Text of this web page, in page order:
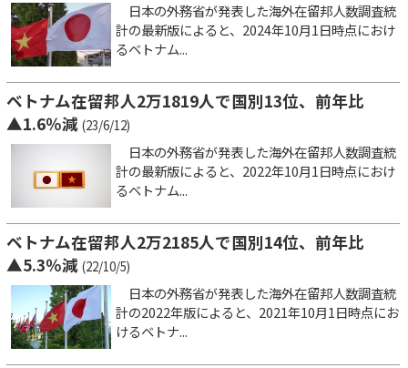
日本の外務省が発表した海外在留邦人数調査統
計の最新版によると、2024年10月1日時点におけ
るベトナム...
ベトナム在留邦人2万1819人で国別13位、前年比
▲1.6％減 (23/6/12)
日本の外務省が発表した海外在留邦人数調査統
計の最新版によると、2022年10月1日時点におけ
るベトナム...
ベトナム在留邦人2万2185人で国別14位、前年比
▲5.3％減 (22/10/5)
日本の外務省が発表した海外在留邦人数調査統
計の2022年版によると、2021年10月1日時点にお
けるベトナ...